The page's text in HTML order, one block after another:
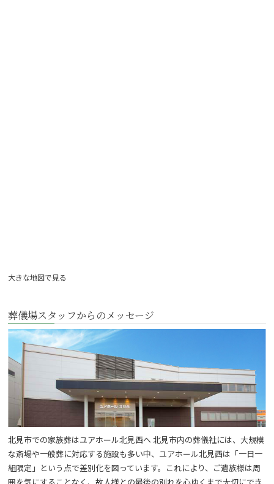
大きな地図で見る
葬儀場スタッフからのメッセージ
北見市での家族葬はユアホール北見西へ 北見市内の葬儀社には、大規模
な斎場や一般葬に対応する施設も多い中、ユアホール北見西は「一日一
組限定」という点で差別化を図っています。これにより、ご遺族様は周